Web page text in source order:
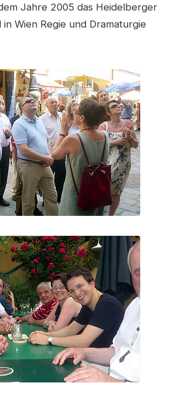
Jahre 2005 das Heidelberger
Wien Regie und Dramaturgie